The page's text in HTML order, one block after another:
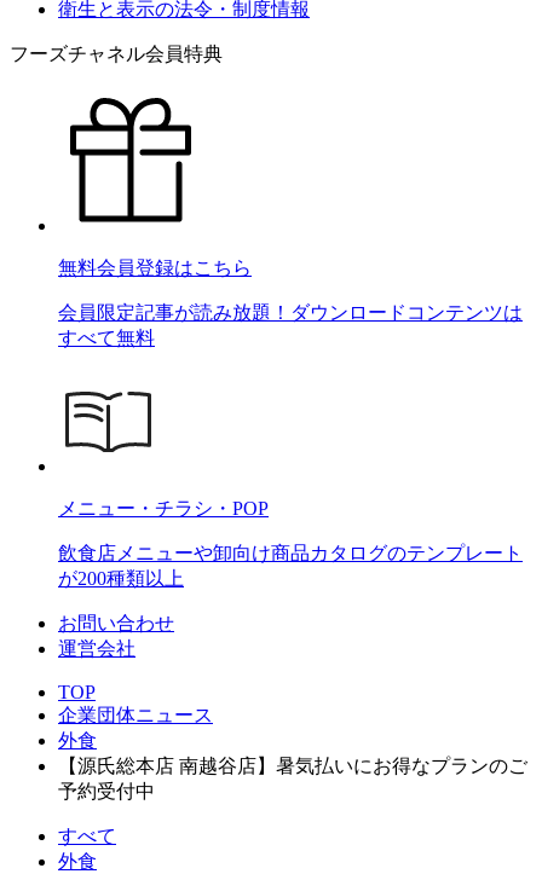
衛生と表示の法令・制度情報
フーズチャネル会員特典
無料会員登録はこちら
会員限定記事が読み放題！ダウンロードコンテンツは
すべて無料
メニュー・チラシ・POP
飲食店メニューや卸向け商品カタログのテンプレート
が200種類以上
お問い合わせ
運営会社
TOP
企業団体ニュース
外食
【源氏総本店 南越谷店】暑気払いにお得なプランのご
予約受付中
すべて
外食